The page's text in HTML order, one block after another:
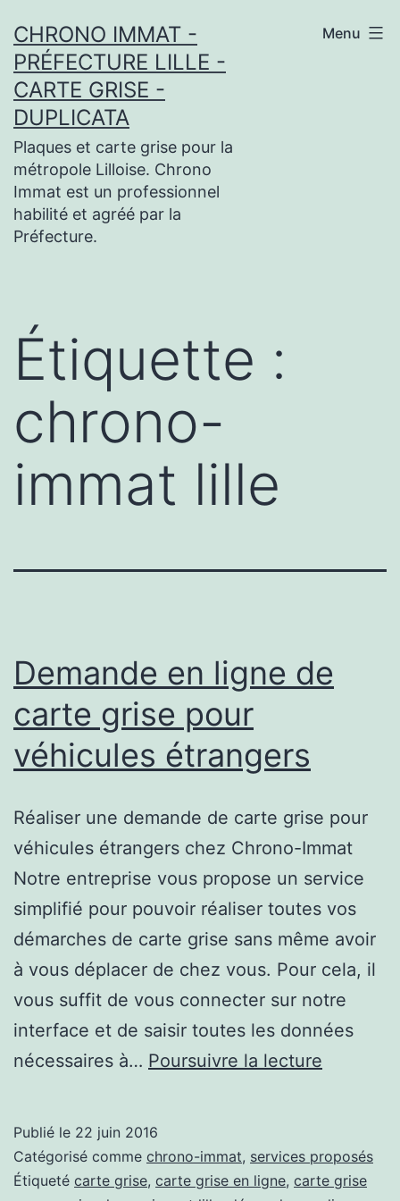
au
contenu
CHRONO IMMAT -
PRÉFECTURE LILLE -
CARTE GRISE -
DUPLICATA
Plaques et carte grise pour la
métropole Lilloise. Chrono
Immat est un professionnel
habilité et agréé par la
Préfecture.
Menu
Étiquette :
chrono-
immat lille
Demande en ligne de
carte grise pour
véhicules étrangers
Réaliser une demande de carte grise pour
véhicules étrangers chez Chrono-Immat
Notre entreprise vous propose un service
simplifié pour pouvoir réaliser toutes vos
démarches de carte grise sans même avoir
à vous déplacer de chez vous. Pour cela, il
vous suffit de vous connecter sur notre
interface et de saisir toutes les données
nécessaires à… Poursuivre la lecture
de
carte
Publié le 22 juin 2016
Catégorisé comme chrono-immat, services proposés
Étiqueté carte grise, carte grise en ligne, carte grise